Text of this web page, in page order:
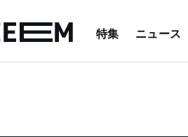
特集 ニュース